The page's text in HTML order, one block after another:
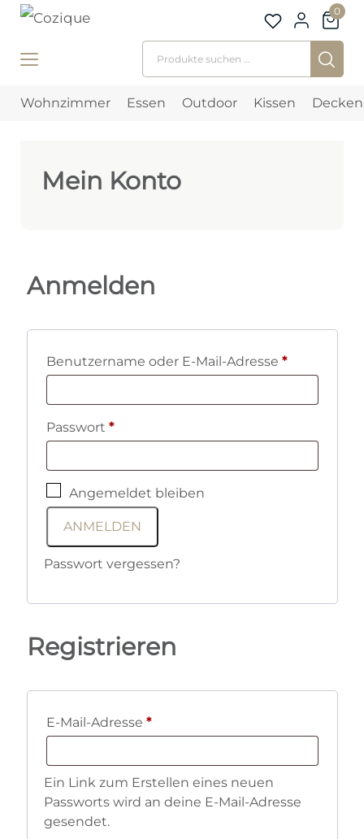
0
Suchen nach:
Wohnzimmer Essen Outdoor Kissen Decken
Mein Konto
Anmelden
Benutzername oder E-Mail-Adresse *Erforderlich
Passwort *Erforderlich
Angemeldet bleiben
ANMELDEN
Passwort vergessen?
Registrieren
E-Mail-Adresse *Erforderlich
Ein Link zum Erstellen eines neuen
Passworts wird an deine E-Mail-Adresse
gesendet.